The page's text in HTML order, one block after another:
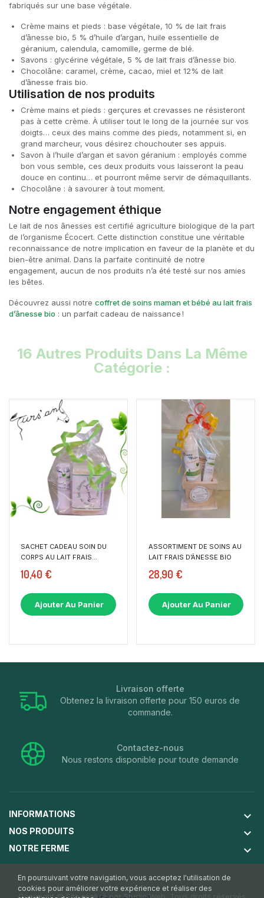
fabriqués sur une base végétale.
Crème mains et pieds : base végétale, 10 % de lait frais
d’ânesse bio, 5 % d’huile d’argan, huile essentielle de
géranium, calendula, camomille, germe de blé.
Savons : glycérine végétale, 5 % de lait frais d’ânesse bio.
Chocolâne: caramel, crème, cacao, miel et 12% de lait
d’ânesse frais bio.
Utilisation de nos produits
Crème mains et pieds : gerçures et crevasses ne résisteront
pas à cette crème. À utiliser tout le long de la journée sur vos
doigts… ceux des mains comme des pieds, notamment si, en
grand marcheur, vous désirez chouchouter ses appuis.
Savon à l’huile d’argan et savon géranium : employés comme
bon vous semble, ces deux produits vous laisseront la peau
douce en continu… et pourront même servir de démaquillants.
Chocolâne : à savourer à tout moment.
Notre engagement éthique
Le lait de nos ânesses est certifié agriculture biologique de la part
de l’organisme Écocert. Cette distinction constitue une véritable
reconnaissance de notre implication en faveur de la planète et du
bien-être animal. Dans la parfaite continuité de notre
engagement, aucun de nos produits n’a été testé sur nos amies
les bêtes.
Découvrez aussi notre coffret de soins maman et bébé au lait frais
d’ânesse bio : un parfait cadeau de naissance !
16 Autres Produits Dans La Même
Catégorie :
SACHET CADEAU SOIN DU
CORPS AU LAIT FRAIS...
10,40 €
Ajouter Au Panier
ASSORTIMENT DE SOINS AU
LAIT FRAIS D’ÂNESSE BIO
28,90 €
Ajouter Au Panier
Livraison offerte
Obtenez la livraison offerte pour 150 euros de
commande.
Contactez-nous
Nous restons disponible pour toute demande
INFORMATIONS keyboard_arrow_down
NOS PRODUITS keyboard_arrow_down
NOTRE FERME keyboard_arrow_down
Copyright © Site réalisé par Studio Web . Tous droits réservés
En poursuivant votre navigation, vous acceptez l'utilisation de
cookies pour améliorer votre expérience et réaliser des